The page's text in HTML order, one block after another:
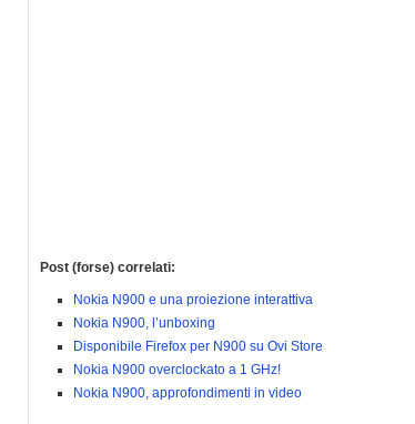
Post (forse) correlati:
Nokia N900 e una proiezione interattiva
Nokia N900, l’unboxing
Disponibile Firefox per N900 su Ovi Store
Nokia N900 overclockato a 1 GHz!
Nokia N900, approfondimenti in video